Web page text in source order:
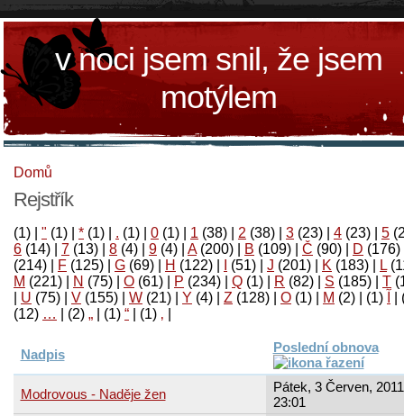
v noci jsem snil, že jsem
motýlem
Domů
Rejstřík
(1) " (1) * (1) . (1) 0 (1) 1 (38) 2 (38) 3 (23) 4 (23) 5
6 (14) 7 (13) 8 (4) 9 (4) A(200) B (109) Č (90) D (176)
(214)
F (125) G (69) H (122) (51) J (201) K (183) L
M (221) N (75) O (61) P (234) Q (1) R (82) S (185) T
U (75) V (155) W (21) Y (4) Z (128) Ο (1) М (2)
(1)
‚
(1)
“
(1)
„
(2)
…
(12)
Nadpis Poslední obnova
Modrovous - Naděje žen
Pátek, 3 Červen,
23:01